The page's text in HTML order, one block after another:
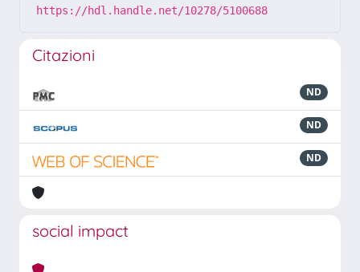
https://hdl.handle.net/10278/5100688
Citazioni
ND
ND
ND
social impact